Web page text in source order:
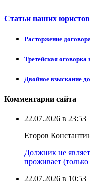
Статьи наших юристов
Расторжение
Третейская оговорка
Двойное взыскание
Комментарии сайта
22.07.2026 в 23:53
Егоров
Должник не
проживает
22.07.2026 в 10:53